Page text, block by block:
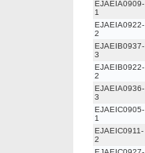
EJAEIA0909-
1
EJAEIA0922-
2
EJAEIB0937-
3
EJAEIB0922-
2
EJAEIA0936-
3
EJAEIC0905-
1
EJAEIC0911-
2